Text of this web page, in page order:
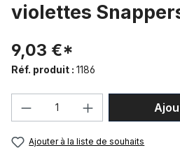
violettes
9,03 €*
Réf. produit : 1186
Quantité de produit :
Ajouter à la liste de souhaits